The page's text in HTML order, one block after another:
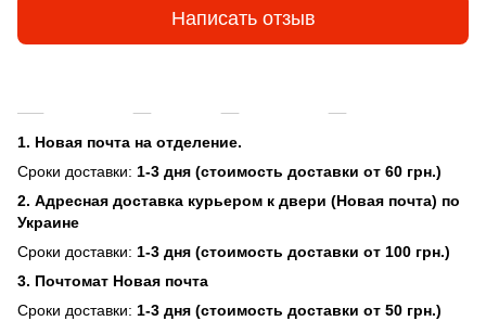
Написать отзыв
1. Новая почта на отделение.
Сроки доставки: 1-3 дня (стоимость доставки от 60 грн.)
2. Адресная доставка курьером к двери (Новая почта) по
Украине
Сроки доставки: 1-3 дня (стоимость доставки от 100 грн.)
3. Почтомат Новая почта
Сроки доставки: 1-3 дня (стоимость доставки от 50 грн.)